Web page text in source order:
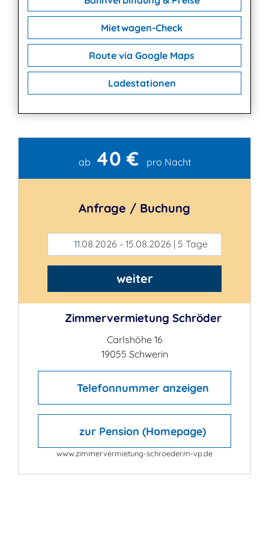
Mietwagen-Check
Route via Google Maps
Ladestationen
Kontakt
ab 40 € pro Nacht
Anfrage / Buchung
11.08.2026 - 15.08.2026 | 5 Tage
weiter
Zimmervermietung Schröder
Carlshöhe 16
19055 Schwerin
Telefonnummer anzeigen
zur Pension (Homepage)
www.zimmervermietung-schroeder.m-vp.de